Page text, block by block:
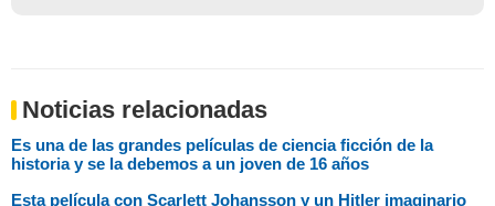
Noticias relacionadas
Es una de las grandes películas de ciencia ficción de la
historia y se la debemos a un joven de 16 años
Esta película con Scarlett Johansson y un Hitler imaginario